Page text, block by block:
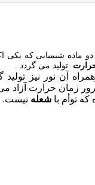
ماده شیمیایی که یکی
تولید می گردد .
آن نور نیز تولید
زمان حرارت آزاد می
توأم با شعله نیست.